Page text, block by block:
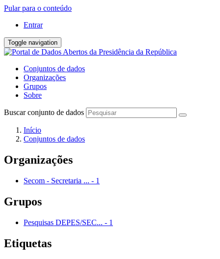
Pular para o conteúdo
Entrar
Toggle navigation
Conjuntos de dados
Organizações
Grupos
Sobre
Buscar conjunto de dados
Início
Conjuntos de dados
Organizações
Secom - Secretaria ... - 1
Grupos
Pesquisas DEPES/SEC... - 1
Etiquetas